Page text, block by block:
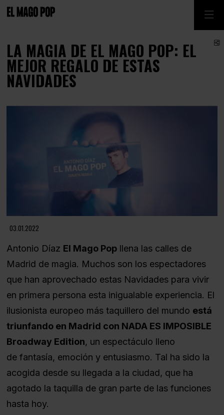
LA MAGIA DE EL MAGO POP: EL
MEJOR REGALO DE ESTAS
NAVIDADES
03.01.2022
Antonio Díaz El Mago Popllena las calles de
Madrid de magia. Muchos son los espectadores
que han aprovechado estas Navidades para vivir
en primera persona esta inigualable experiencia. El
ilusionista europeo más taquillero del mundo está
triunfando en Madrid con NADA ES IMPOSIBLE
Broadway Edition, un espectáculo lleno
de fantasía, emoción y entusiasmo. Tal ha sido la
acogida desde su llegada a la ciudad, que ha
agotado la taquilla de gran parte de las funciones
hasta hoy.